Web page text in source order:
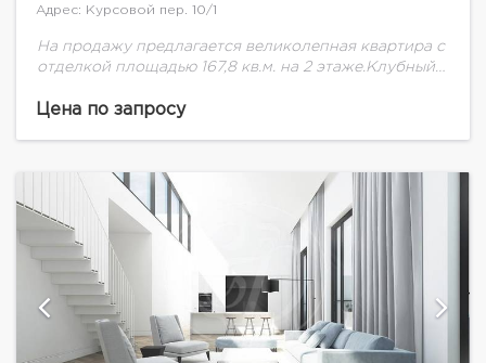
Адрес: Курсовой пер. 10/1
На продажу предлагается великолепная квартира с
отделкой площадью 167,8 кв.м. на 2 этаже.Клубный
по монолитной технологии и представляет собой 6-
Цена по запросу